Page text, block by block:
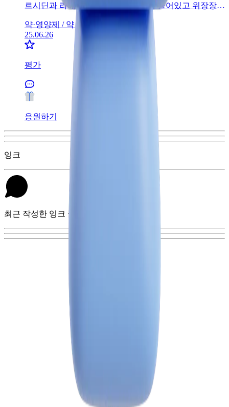
르시딘과 라베에트 두 가지 위장약이 들어있고 위장장애
가 적은 진통소염제가 처방되어 위장장애가 심하게 나타
나지는 않을것으로 예상되긴 하지만 위장이 약하신 경우
에는 반드시 식사를 하시고 복용하시는 것이 안전합니
다. 감사합니다~~
약·영양제 / 약 복용
25.06.26
평가
응원하기
잉크
최근 작성한 잉크 글이 없어요.